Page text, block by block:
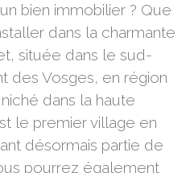
bien immobilier ? Que
dans la charmante
située dans le sud-
des Vosges, en région
dans la haute
le premier village en
désormais partie de
pourrez également